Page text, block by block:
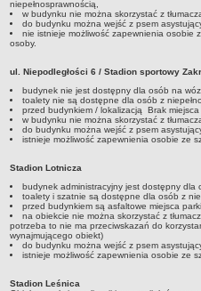
niepełnosprawnością,
w budynku nie można skorzystać z
do budynku można wejść z psem
nie istnieje możliwość zapewnienia osobie
osoby.
ul. Niepodległości 6 / Stadion sportowy
budynek nie jest dostępny dla osób na
toalety nie są dostępne dla osób z
przed budynkiem / lokalizacją Brak
w budynku nie można skorzystać z
do budynku można wejść z psem
istnieje możliwość zapewnienia osobie ze
Stadion Lotnicza
budynek administracyjny jest dostępny dla
toalety i szatnie są dostępne dla osób z
przed budynkiem są asfaltowe miejsca
na obiekcie nie można skorzystać z
potrzeba to nie ma przeciwskazań do
wynajmującego obiekt)
do budynku można wejść z psem
istnieje możliwość zapewnienia osobie ze
Stadion Leśnica